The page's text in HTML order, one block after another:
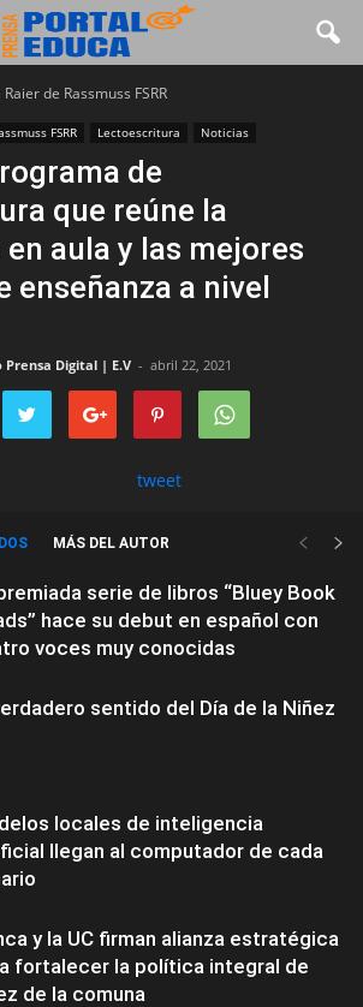
de Rassmuss FSRR
FSRR Lectoescritura Noticias
de
que reúne la
aula y las mejores
enseñanza a nivel
Digital | E.V - abril 22, 2021
tweet
MÁS DEL AUTOR
serie de libros “Bluey Book
hace su debut en español con
voces muy conocidas
sentido del Día de la Niñez
locales de inteligencia
llegan al computador de cada
y la UC firman alianza estratégica
fortalecer la política integral de
de la comuna